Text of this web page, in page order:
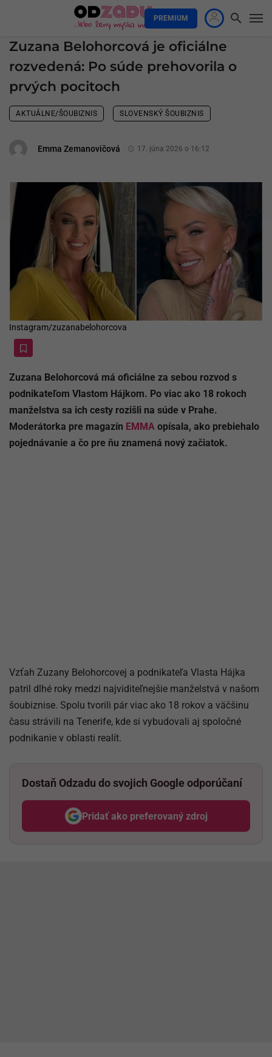
PREMIUM
Zuzana Belohorcová je oficiálne
rozvedená: Po súde prehovorila o
prvých pocitoch
AKTUÁLNE/ŠOUBIZNIS SLOVENSKÝ ŠOUBIZNIS
Emma Zemanovičová 17. júna 2026 o 16:12
Instagram/zuzanabelohorcova
Zuzana Belohorcová má oficiálne za sebou rozvod s
podnikateľom Vlastom Hájkom. Po viac ako 18 rokoch
manželstva sa ich cesty rozišli na súde v Prahe.
Moderátorka pre magazín EMMA opísala, ako prebiehalo
pojednávanie a čo pre ňu znamená nový začiatok.
Vzťah Zuzany Belohorcovej a podnikateľa Vlasta Hájka
patril dlhé roky medzi najviditeľnejšie manželstvá v našom
šoubiznise. Spolu tvorili pár viac ako 18 rokov a väčšinu
času strávili na Tenerife, kde si vybudovali aj spoločné
podnikanie v oblasti realít.
Dostaň Odzadu do svojich Google odporúčaní
Pridať ako preferovaný zdroj
Odzadu, odkaz sa otvorí v